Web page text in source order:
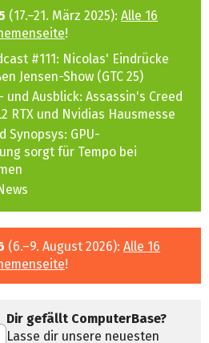
(17.–21. März 2025): Alle 16
!
#111: Nicolas' Eindrücke
Jensen-Show (GTC 25)
und Ausblick: Assassin's Creed
RTX und Nvidias Hausmesse
Synopsys: GPU-
sorgt für Tempo bei
(6.–9. August 2026): Alle 16
!
Dir gefällt ComputerBase?
Lasse dir unsere neuesten